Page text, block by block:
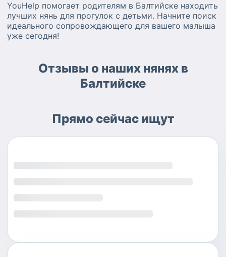
YouHelp помогает родителям в Балтийске находить
лучших нянь для прогулок с детьми. Начните поиск
идеального сопровождающего для вашего малыша
уже сегодня!
Отзывы о наших нянях в
Балтийске
Прямо сейчас ищут